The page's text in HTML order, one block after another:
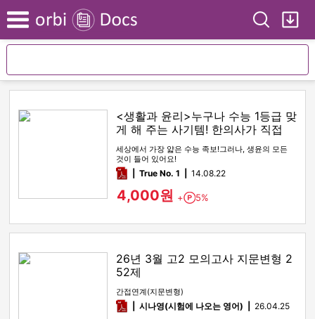
Menu Search
<생활과 윤리>누구나 수능 1등급 맞
게 해 주는 사기템! 한의사가 직접
만든 생윤 족보!
세상에서 가장 얇은 수능 족보!그러나, 생윤의 모든
것이 들어 있어요!
pdfTrue No. 1 14.08.22
4,000원 + Point
5%
26년 3월 고2 모의고사 지문변형 2
52제
간접연계(지문변형)
pdf시나영(시험에 나오는 영어) 26.04.25